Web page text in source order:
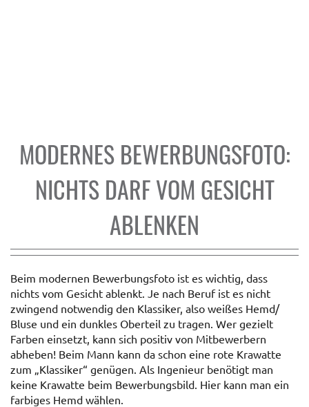
MODERNES BEWERBUNGSFOTO:
NICHTS DARF VOM GESICHT
ABLENKEN
Beim modernen Bewerbungsfoto ist es wichtig, dass
nichts vom Gesicht ablenkt. Je nach Beruf ist es nicht
zwingend notwendig den Klassiker, also weißes Hemd/
Bluse und ein dunkles Oberteil zu tragen. Wer gezielt
Farben einsetzt, kann sich positiv von Mitbewerbern
abheben! Beim Mann kann da schon eine rote Krawatte
zum „Klassiker“ genügen. Als Ingenieur benötigt man
keine Krawatte beim Bewerbungsbild. Hier kann man ein
farbiges Hemd wählen.